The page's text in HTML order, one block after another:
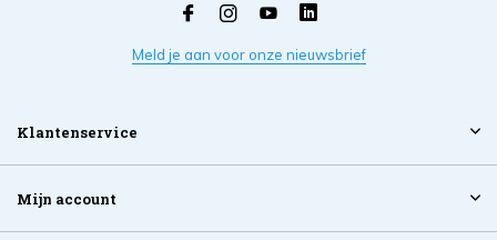
Meld je aan voor onze nieuwsbrief
Klantenservice
Mijn account